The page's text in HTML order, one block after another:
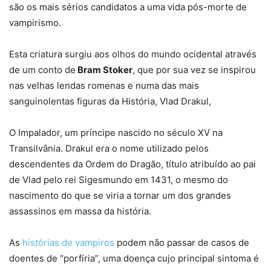
são os mais sérios candidatos a uma vida pós-morte de
vampirismo.
Esta criatura surgiu aos olhos do mundo ocidental através
de um conto de Bram Stoker, que por sua vez se inspirou
nas velhas lendas romenas e numa das mais
sanguinolentas figuras da História, Vlad Drakul,
O Impalador, um príncipe nascido no século XV na
Transilvânia. Drakul era o nome utilizado pelos
descendentes da Ordem do Dragão, título atribuído ao pai
de Vlad pelo rei Sigesmundo em 1431, o mesmo do
nascimento do que se viria a tornar um dos grandes
assassinos em massa da história.
As histórias de vampiros podem não passar de casos de
doentes de “porfíria”, uma doença cujo principal sintoma é